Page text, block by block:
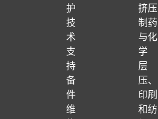
护
技
术
支
持
备
件
维
挤压
制药
与化
学
层
压、
印刷
和纺